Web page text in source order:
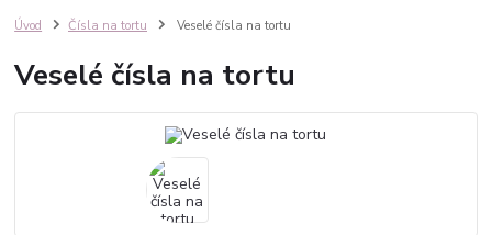
Úvod Čísla na tortu Veselé čísla na tortu
Veselé čísla na tortu